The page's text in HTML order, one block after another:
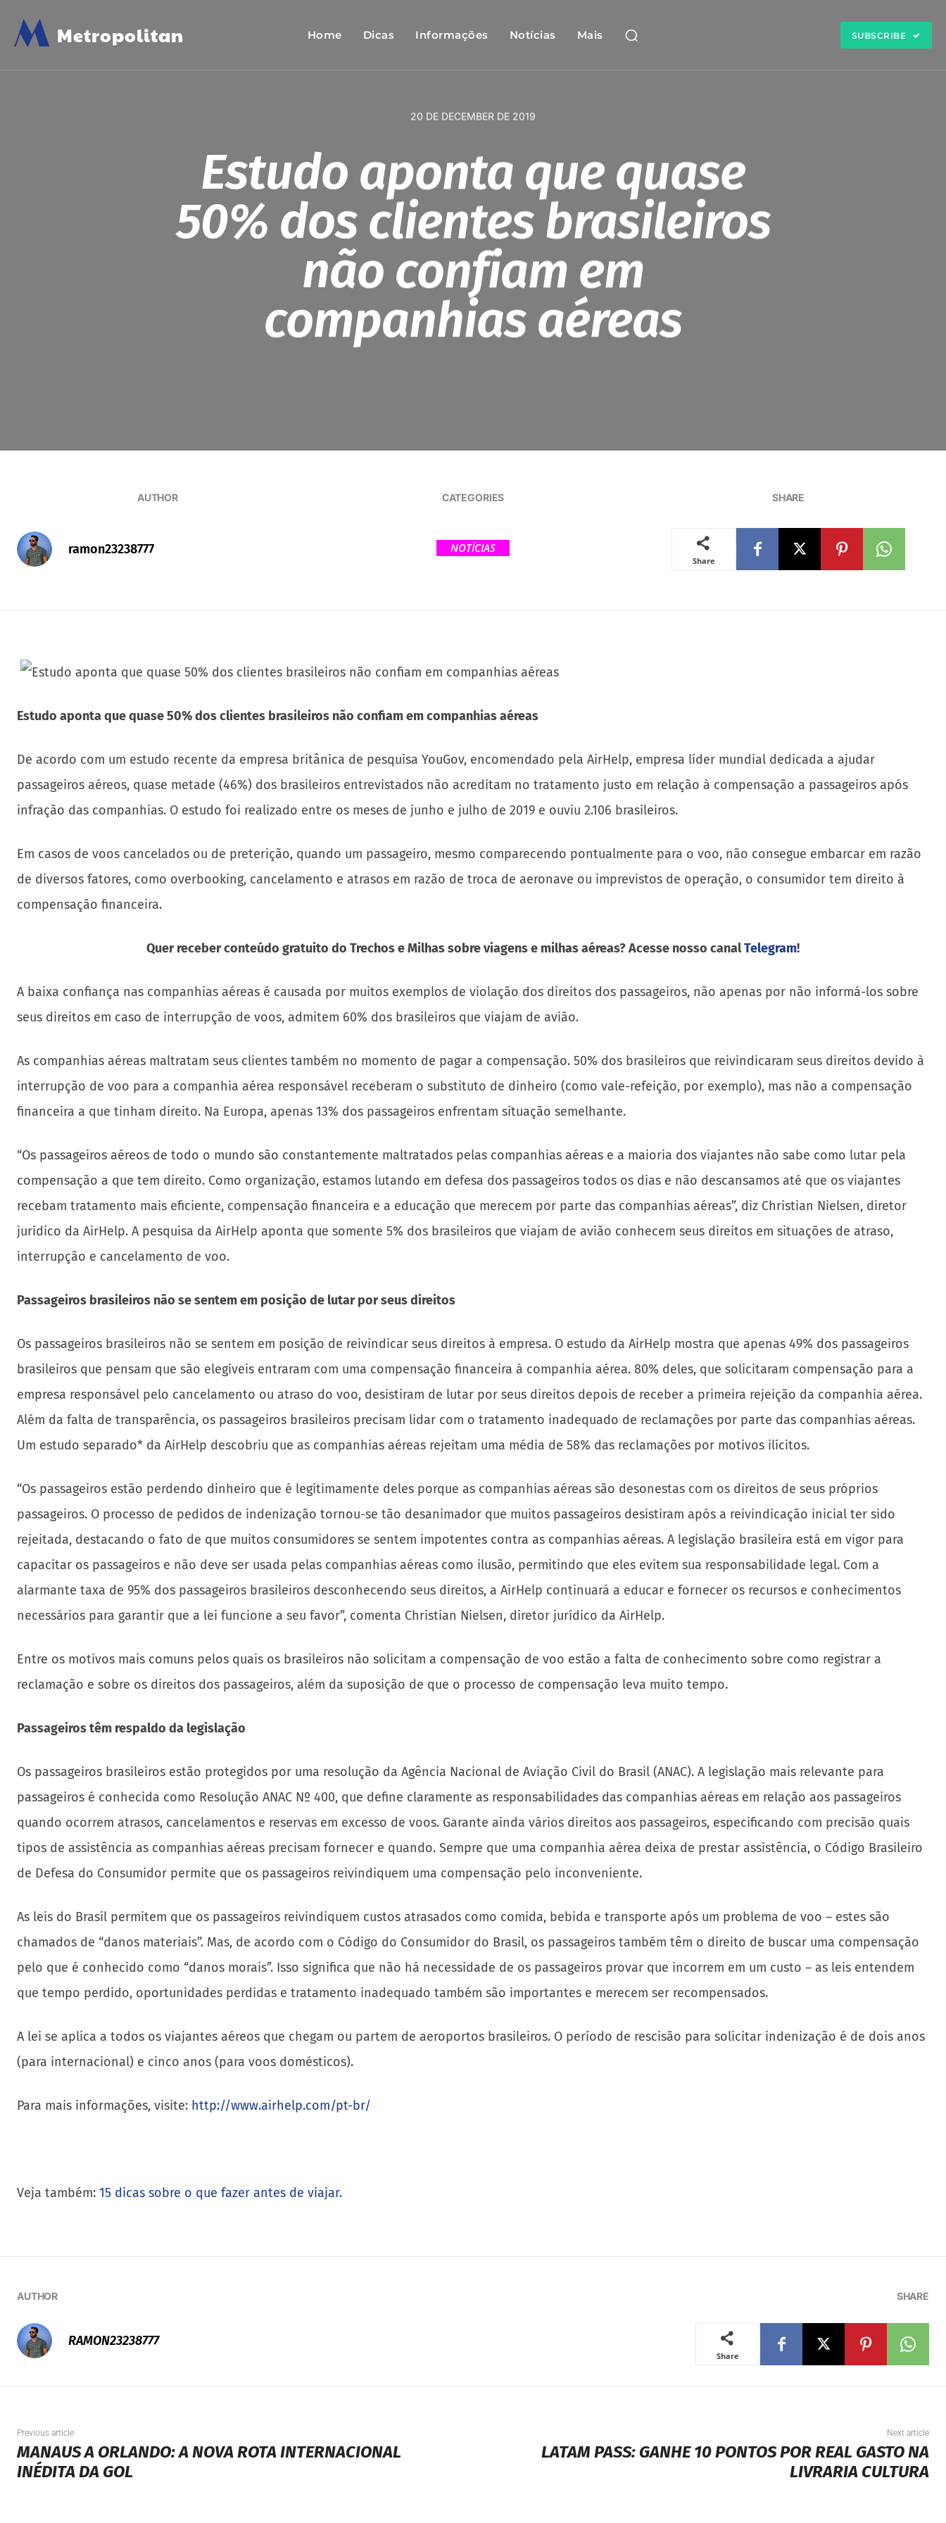
M Metropolitan Home Dicas Informações Notícias Mais SUBSCRIBE
20 DE DECEMBER DE 2019
Estudo aponta que quase
50% dos clientes brasileiros
não confiam em
companhias aéreas
AUTHOR
ramon23238777
CATEGORIES
NOTÍCIAS
SHARE
Share
Estudo aponta que quase 50% dos clientes brasileiros não confiam em companhias aéreas
De acordo com um estudo recente da empresa britânica de pesquisa YouGov, encomendado pela AirHelp, empresa líder mundial dedicada a ajudar
passageiros aéreos, quase metade (46%) dos brasileiros entrevistados não acreditam no tratamento justo em relação à compensação a passageiros após
infração das companhias. O estudo foi realizado entre os meses de junho e julho de 2019 e ouviu 2.106 brasileiros.
Em casos de voos cancelados ou de preterição, quando um passageiro, mesmo comparecendo pontualmente para o voo, não consegue embarcar em razão
de diversos fatores, como overbooking, cancelamento e atrasos em razão de troca de aeronave ou imprevistos de operação, o consumidor tem direito à
compensação financeira.
Quer receber conteúdo gratuito do Trechos e Milhas sobre viagens e milhas aéreas? Acesse nosso canalTelegram!
A baixa confiança nas companhias aéreas é causada por muitos exemplos de violação dos direitos dos passageiros, não apenas por não informá-los sobre
seus direitos em caso de interrupção de voos, admitem 60% dos brasileiros que viajam de avião.
As companhias aéreas maltratam seus clientes também no momento de pagar a compensação. 50% dos brasileiros que reivindicaram seus direitos devido à
interrupção de voo para a companhia aérea responsável receberam o substituto de dinheiro (como vale-refeição, por exemplo), mas não a compensação
financeira a que tinham direito. Na Europa, apenas 13% dos passageiros enfrentam situação semelhante.
“Os passageiros aéreos de todo o mundo são constantemente maltratados pelas companhias aéreas e a maioria dos viajantes não sabe como lutar pela
compensação a que tem direito. Como organização, estamos lutando em defesa dos passageiros todos os dias e não descansamos até que os viajantes
recebam tratamento mais eficiente, compensação financeira e a educação que merecem por parte das companhias aéreas”, diz Christian Nielsen, diretor
jurídico da AirHelp. A pesquisa da AirHelp aponta que somente 5% dos brasileiros que viajam de avião conhecem seus direitos em situações de atraso,
interrupção e cancelamento de voo.
Passageiros brasileiros não se sentem em posição de lutar por seus direitos
Os passageiros brasileiros não se sentem em posição de reivindicar seus direitos à empresa. O estudo da AirHelp mostra que apenas 49% dos passageiros
brasileiros que pensam que são elegíveis entraram com uma compensação financeira à companhia aérea. 80% deles, que solicitaram compensação para a
empresa responsável pelo cancelamento ou atraso do voo, desistiram de lutar por seus direitos depois de receber a primeira rejeição da companhia aérea.
Além da falta de transparência, os passageiros brasileiros precisam lidar com o tratamento inadequado de reclamações por parte das companhias aéreas.
Um estudo separado* da AirHelp descobriu que as companhias aéreas rejeitam uma média de 58% das reclamações por motivos ilícitos.
“Os passageiros estão perdendo dinheiro que é legitimamente deles porque as companhias aéreas são desonestas com os direitos de seus próprios
passageiros. O processo de pedidos de indenização tornou-se tão desanimador que muitos passageiros desistiram após a reivindicação inicial ter sido
rejeitada, destacando o fato de que muitos consumidores se sentem impotentes contra as companhias aéreas. A legislação brasileira está em vigor para
capacitar os passageiros e não deve ser usada pelas companhias aéreas como ilusão, permitindo que eles evitem sua responsabilidade legal. Com a
alarmante taxa de 95% dos passageiros brasileiros desconhecendo seus direitos, a AirHelp continuará a educar e fornecer os recursos e conhecimentos
necessários para garantir que a lei funcione a seu favor”, comenta Christian Nielsen, diretor jurídico da AirHelp.
Entre os motivos mais comuns pelos quais os brasileiros não solicitam a compensação de voo estão a falta de conhecimento sobre como registrar a
reclamação e sobre os direitos dos passageiros, além da suposição de que o processo de compensação leva muito tempo.
Passageiros têm respaldo da legislação
Os passageiros brasileiros estão protegidos por uma resolução da Agência Nacional de Aviação Civil do Brasil (ANAC). A legislação mais relevante para
passageiros é conhecida como Resolução ANAC Nº 400, que define claramente as responsabilidades das companhias aéreas em relação aos passageiros
quando ocorrem atrasos, cancelamentos e reservas em excesso de voos. Garante ainda vários direitos aos passageiros, especificando com precisão quais
tipos de assistência as companhias aéreas precisam fornecer e quando. Sempre que uma companhia aérea deixa de prestar assistência, o Código Brasileiro
de Defesa do Consumidor permite que os passageiros reivindiquem uma compensação pelo inconveniente.
As leis do Brasil permitem que os passageiros reivindiquem custos atrasados como comida, bebida e transporte após um problema de voo – estes são
chamados de “danos materiais”. Mas, de acordo com o Código do Consumidor do Brasil, os passageiros também têm o direito de buscar uma compensação
pelo que é conhecido como “danos morais”. Isso significa que não há necessidade de os passageiros provar que incorrem em um custo – as leis entendem
que tempo perdido, oportunidades perdidas e tratamento inadequado também são importantes e merecem ser recompensados.
A lei se aplica a todos os viajantes aéreos que chegam ou partem de aeroportos brasileiros. O período de rescisão para solicitar indenização é de dois anos
(para internacional) e cinco anos (para voos domésticos).
Para mais informações, visite: http://www.airhelp.com/pt-br/
Veja também: 15 dicas sobre o que fazer antes de viajar.
AUTHOR
RAMON23238777
SHARE
Share
Previous article
MANAUS A ORLANDO: A NOVA ROTA INTERNACIONAL
INÉDITA DA GOL
Next article
LATAM PASS: GANHE 10 PONTOS POR REAL GASTO NA
LIVRARIA CULTURA